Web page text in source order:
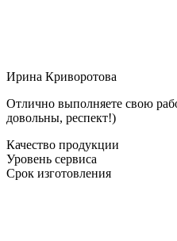
Ирина Криворотова
Отлично выполняете свою
довольны, респект!)
Качество продукции
Уровень сервиса
Срок изготовления